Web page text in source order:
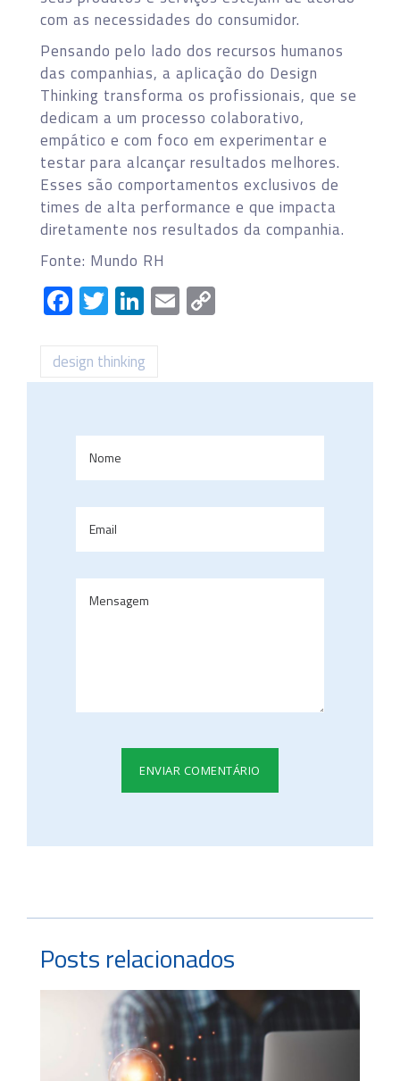
com as necessidades do consumidor.
Pensando pelo lado dos recursos humanos
das companhias, a aplicação do Design
Thinking transforma os profissionais, que se
dedicam a um processo colaborativo,
empático e com foco em experimentar e
testar para alcançar resultados melhores.
Esses são comportamentos exclusivos de
times de alta performance e que impacta
diretamente nos resultados da companhia.
Fonte: Mundo RH
Facebook
Twitter
LinkedIn
Email
design thinking
Posts relacionados